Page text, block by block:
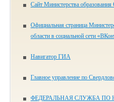
Сайт Министерства образования
Официальная страница
области в социальной сети
Навигатор ГИА
Главное управление по
ФЕДЕРАЛЬНАЯ СЛУЖБА ПО